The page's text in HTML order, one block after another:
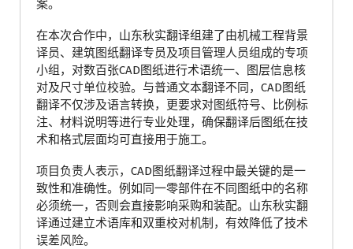
案。
在本次合作中，山东秋实翻译组建了由机械工程背景
译员、建筑图纸翻译专员及项目管理人员组成的专项
小组，对数百张CAD图纸进行术语统一、图层信息核
对及尺寸单位校验。与普通文本翻译不同，CAD图纸
翻译不仅涉及语言转换，更要求对图纸符号、比例标
注、材料说明等进行专业处理，确保翻译后图纸在技
术和格式层面均可直接用于施工。
项目负责人表示，CAD图纸翻译过程中最关键的是一
致性和准确性。例如同一零部件在不同图纸中的名称
必须统一，否则会直接影响采购和装配。山东秋实翻
译通过建立术语库和双重校对机制，有效降低了技术
误差风险。